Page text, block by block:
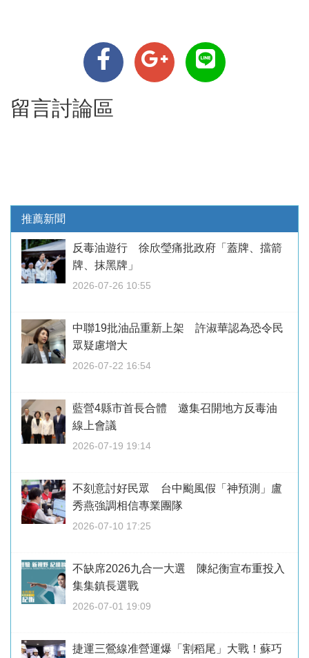
留言討論區
推薦新聞
反毒油遊行 徐欣瑩痛批政府「蓋牌、擋箭
牌、抹黑牌」
2026-07-26 10:55
中聯19批油品重新上架 許淑華認為恐令民
眾疑慮增大
2026-07-22 16:54
藍營4縣市首長合體 邀集召開地方反毒油
線上會議
2026-07-19 19:14
不刻意討好民眾 台中颱風假「神預測」盧
秀燕強調相信專業團隊
2026-07-10 17:25
不缺席2026九合一大選 陳紀衡宣布重投入
集集鎮長選戰
2026-07-01 19:09
捷運三鶯線准營運爆「割稻尾」大戰！蘇巧